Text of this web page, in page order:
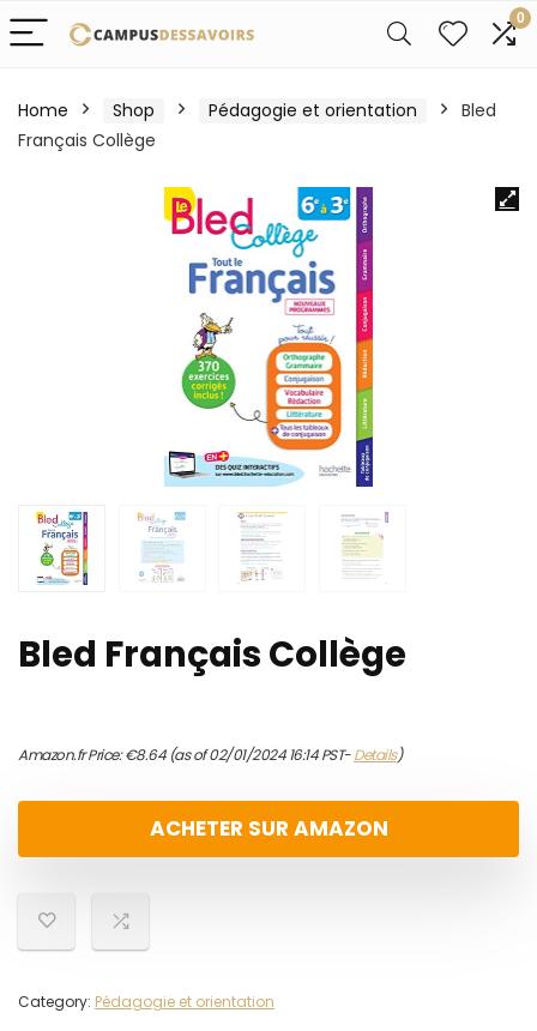
0
Home Shop Pédagogie et orientation
Bled
Français Collège
Bled Français Collège
Amazon.fr Price:€8.64(as of 02/01/2024 16:14 PST-Details)
ACHETER SUR AMAZON
Category: Pédagogie et orientation